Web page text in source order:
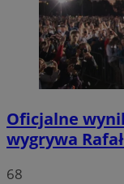
Oficjalne
wygrywa
68